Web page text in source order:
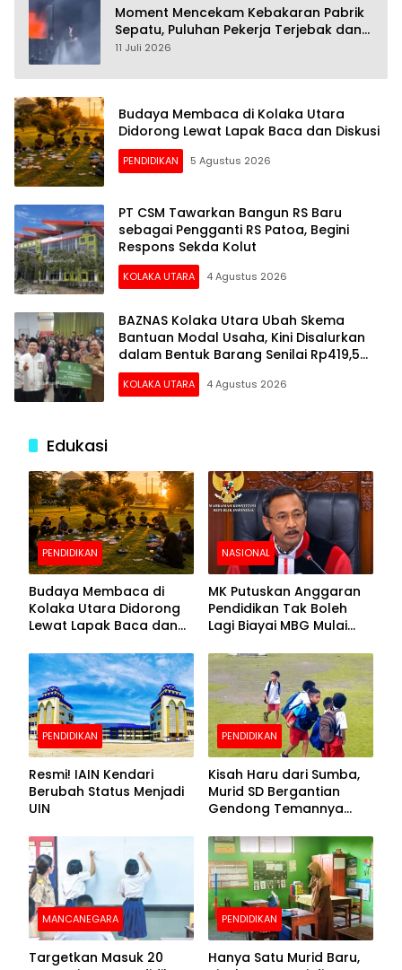
Moment Mencekam Kebakaran Pabrik
Sepatu, Puluhan Pekerja Terjebak dan
28 Orang Tewas
11 Juli 2026
Budaya Membaca di Kolaka Utara
Didorong Lewat Lapak Baca dan Diskusi
PENDIDIKAN 5 Agustus 2026
PT CSM Tawarkan Bangun RS Baru
sebagai Pengganti RS Patoa, Begini
Respons Sekda Kolut
KOLAKA UTARA 4 Agustus 2026
BAZNAS Kolaka Utara Ubah Skema
Bantuan Modal Usaha, Kini Disalurkan
dalam Bentuk Barang Senilai Rp419,5
Juta
KOLAKA UTARA 4 Agustus 2026
Edukasi
PENDIDIKAN
Budaya Membaca di
Kolaka Utara Didorong
Lewat Lapak Baca dan
NASIONAL
MK Putuskan Anggaran
Pendidikan Tak Boleh
Lagi Biayai MBG Mulai
PENDIDIKAN
Resmi! IAIN Kendari
Berubah Status Menjadi
UIN
PENDIDIKAN
Kisah Haru dari Sumba,
Murid SD Bergantian
Gendong Temannya
Sekolah
MANCANEGARA
Targetkan Masuk 20
PENDIDIKAN
Hanya Satu Murid Baru,